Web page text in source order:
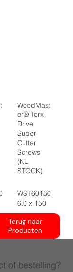
WoodMast
er® Torx
Drive
Super
Cutter
Screws
(NL
STOCK)
WST60150
6.0 x 150
Terug naar
Producten
of bestelling?